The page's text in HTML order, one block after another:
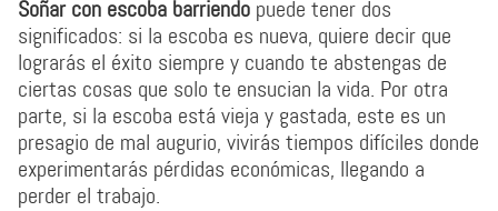
Soñar con escoba barriendo puede tener dos
significados: si la escoba es nueva, quiere decir que
lograrás el éxito siempre y cuando te abstengas de
ciertas cosas que solo te ensucian la vida. Por otra
parte, si la escoba está vieja y gastada, este es un
presagio de mal augurio, vivirás tiempos difíciles donde
experimentarás pérdidas económicas, llegando a
perder el trabajo.